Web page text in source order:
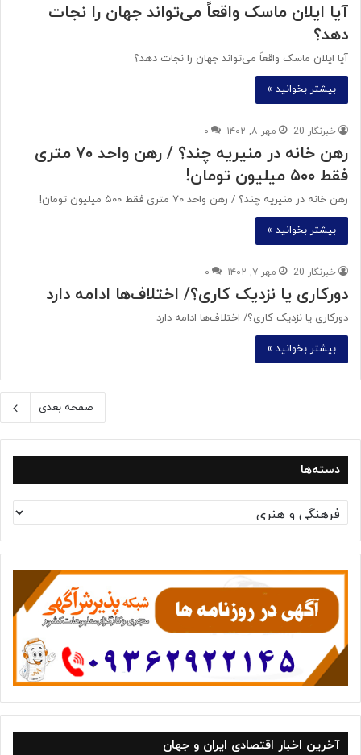
آیا ایلان ماسک واقعاً می‌تواند جهان را نجات
دهد؟
آیا ایلان ماسک واقعاً می‌تواند جهان را نجات دهد؟
بیشتر بخوانید »
خبرنگار 20 مهر ۸, ۱۴۰۲ ۰
رهن خانه در منیریه چند؟ / رهن واحد ۷۰ متری
فقط ۵۰۰ میلیون تومان!
رهن خانه در منیریه چند؟ / رهن واحد ۷۰ متری فقط ۵۰۰ میلیون تومان!
بیشتر بخوانید »
خبرنگار 20 مهر ۷, ۱۴۰۲ ۰
دورکاری یا نزدیک کاری؟/ اختلاف‌ها ادامه دارد
دورکاری یا نزدیک کاری؟/ اختلاف‌ها ادامه دارد
بیشتر بخوانید »
صفحه بعدی
دسته‌ها
س
ت
ه‌
ه
آخرین اخبار اقتصادی ایران و جهان